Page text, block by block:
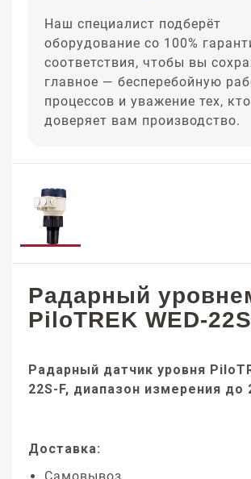
Наш специалист подберёт
оборудование со 100%
соответствия, чтобы вы
главное — бесперебойную
процессов и уважение тех, кто
доверяет вам производство.
Радарный
PiloTREK WED-
Радарный датчик уровня
22S-F, диапазон измерения до
Доставка: